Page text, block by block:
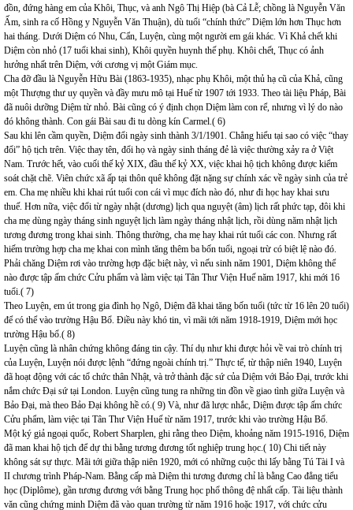
đồn, đứng hàng em của Khôi, Thục, và anh Ngô Thị Hiệp (bà Cả Lễ; chồng là Nguyễn Văn
Ấm, sinh ra cố Hồng y Nguyễn Văn Thuận), dù tuổi “chính thức” Diệm lớn hơn Thục hơn
hai tháng. Dưới Diệm có Nhu, Cẩn, Luyện, cùng một người em gái khác. Vì Khả chết khi
Diệm còn nhỏ (17 tuổi khai sinh), Khôi quyền huynh thế phụ. Khôi chết, Thục có ảnh
hưởng nhất trên Diệm, với cương vị một Giám mục.
Cha đỡ đầu là Nguyễn Hữu Bài (1863-1935), nhạc phụ Khôi, một thủ hạ cũ của Khả, cũng
một Thượng thư uy quyền và đầy mưu mô tại Huế từ 1907 tới 1933. Theo tài liệu Pháp, Bài
đã nuôi dưỡng Diệm từ nhỏ. Bài cũng có ý định chọn Diệm làm con rể, nhưng vì lý do nào
đó không thành. Con gái Bài sau đi tu dòng kín Carmel.( 6)
Sau khi lên cầm quyền, Diệm đổi ngày sinh thành 3/1/1901. Chẳng hiểu tại sao có việc “thay
đổi” hộ tịch trên. Việc thay tên, đổi họ và ngày sinh tháng đẻ là việc thường xảy ra ở Việt
Nam. Trước hết, vào cuối thế kỷ XIX, đầu thế kỷ XX, việc khai hộ tịch không được kiểm
soát chặt chẽ. Viên chức xã ấp tại thôn quê không đặt nặng sự chính xác về ngày sinh của trẻ
em. Cha mẹ nhiều khi khai rút tuổi con cái vì mục đích nào đó, như đi học hay khai sưu
thuế. Hơn nữa, việc đổi từ ngày nhật (dương) lịch qua nguyệt (âm) lịch rất phức tạp, đôi khi
cha mẹ dùng ngày tháng sinh nguyệt lịch làm ngày tháng nhật lịch, rồi dùng năm nhật lịch
tương đương trong khai sinh. Thông thường, cha mẹ hay khai rút tuổi các con. Nhưng rất
hiếm trường hợp cha mẹ khai con mình tăng thêm ba bốn tuổi, ngoại trừ có biệt lệ nào đó.
Phải chăng Diệm rơi vào trường hợp đặc biệt này, vì nếu sinh năm 1901, Diệm không thể
nào được tập ấm chức Cửu phẩm và làm việc tại Tân Thư Viện Huế năm 1917, khi mới 16
tuổi.( 7)
Theo Luyện, em út trong gia đình họ Ngô, Diệm đã khai tăng bốn tuổi (tức từ 16 lên 20 tuổi)
để có thể vào trường Hậu Bổ. Điều này khó tin, vì mãi tới năm 1918-1919, Diệm mới học
trường Hậu bổ.( 8)
Luyện cũng là nhân chứng không đáng tin cậy. Thí dụ như khi được hỏi về vai trò chính trị
của Luyện, Luyện nói được lệnh “đứng ngoài chính trị.” Thực tế, từ thập niên 1940, Luyện
đã hoạt động với các tổ chức thân Nhật, và trở thành đặc sứ của Diệm với Bảo Đại, trước khi
nắm chức Đại sứ tại London. Luyện cũng tung ra những tin đồn về giao tình giữa Luyện và
Bảo Đại, mà theo Bảo Đại không hề có.( 9) Và, như đã lược nhắc, Diệm được tập ấm chức
Cửu phẩm, làm việc tại Tân Thư Viện Huế từ năm 1917, trước khi vào trường Hậu Bổ.
Một ký giả ngoại quốc, Robert Sharplen, ghi rằng theo Diệm, khoảng năm 1915-1916, Diệm
đã man khai hộ tịch để dự thi bằng tương đương tốt nghiệp trung học.( 10) Chi tiết này
không sát sự thực. Mãi tới giữa thập niên 1920, mới có những cuộc thi lấy bằng Tú Tài I và
II chương trình Pháp-Nam. Bằng cấp mà Diệm thi tương đương chỉ là bằng Cao đẳng tiểu
học (Diplôme), gần tương đương với bằng Trung học phổ thông đệ nhất cấp. Tài liệu thành
văn cũng chứng minh Diệm đã vào quan trường từ năm 1916 hoặc 1917, với chức cửu